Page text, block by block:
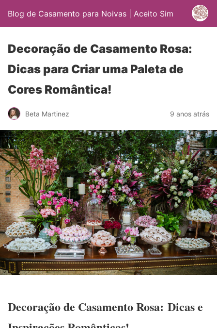
Blog de Casamento para Noivas | Aceito Sim
Decoração de Casamento Rosa:
Dicas para Criar uma Paleta de
Cores Romântica!
Beta Martinez 9 anos atrás
Decoração de Casamento Rosa: Dicas e